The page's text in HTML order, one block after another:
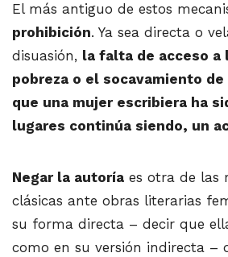
El más antiguo de estos
prohibición. Ya sea directa o
disuasión, la falta de acceso a
pobreza o el socavamiento
que una mujer escribiera ha
lugares continúa siendo, un
Negar la autoría es otra de las
clásicas ante obras literarias
su forma directa – decir que
como en su versión indirecta –